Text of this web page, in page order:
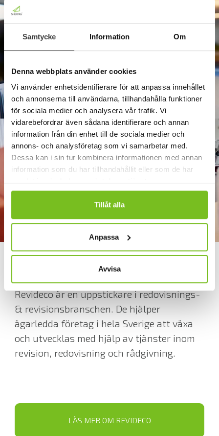
Samtycke Information Om
Denna webbplats använder cookies
Vi använder enhetsidentifierare för att anpassa innehållet
och annonserna till användarna, tillhandahålla funktioner
för sociala medier och analysera vår trafik. Vi
vidarebefordrar även sådana identifierare och annan
information från din enhet till de sociala medier och
annons- och analysföretag som vi samarbetar med.
Dessa kan i sin tur kombinera informationen med annan
information som du har tillhandahållit eller som de har
samlat in när du har använt deras tjänster.
Tillåt alla
Anpassa
Avvisa
Revideco är en uppstickare i redovisnings-
& revisionsbranschen. De hjälper
ägarledda företag i hela Sverige att växa
och utvecklas med hjälp av tjänster inom
revision, redovisning och rådgivning.
LÄS MER OM REVIDECO